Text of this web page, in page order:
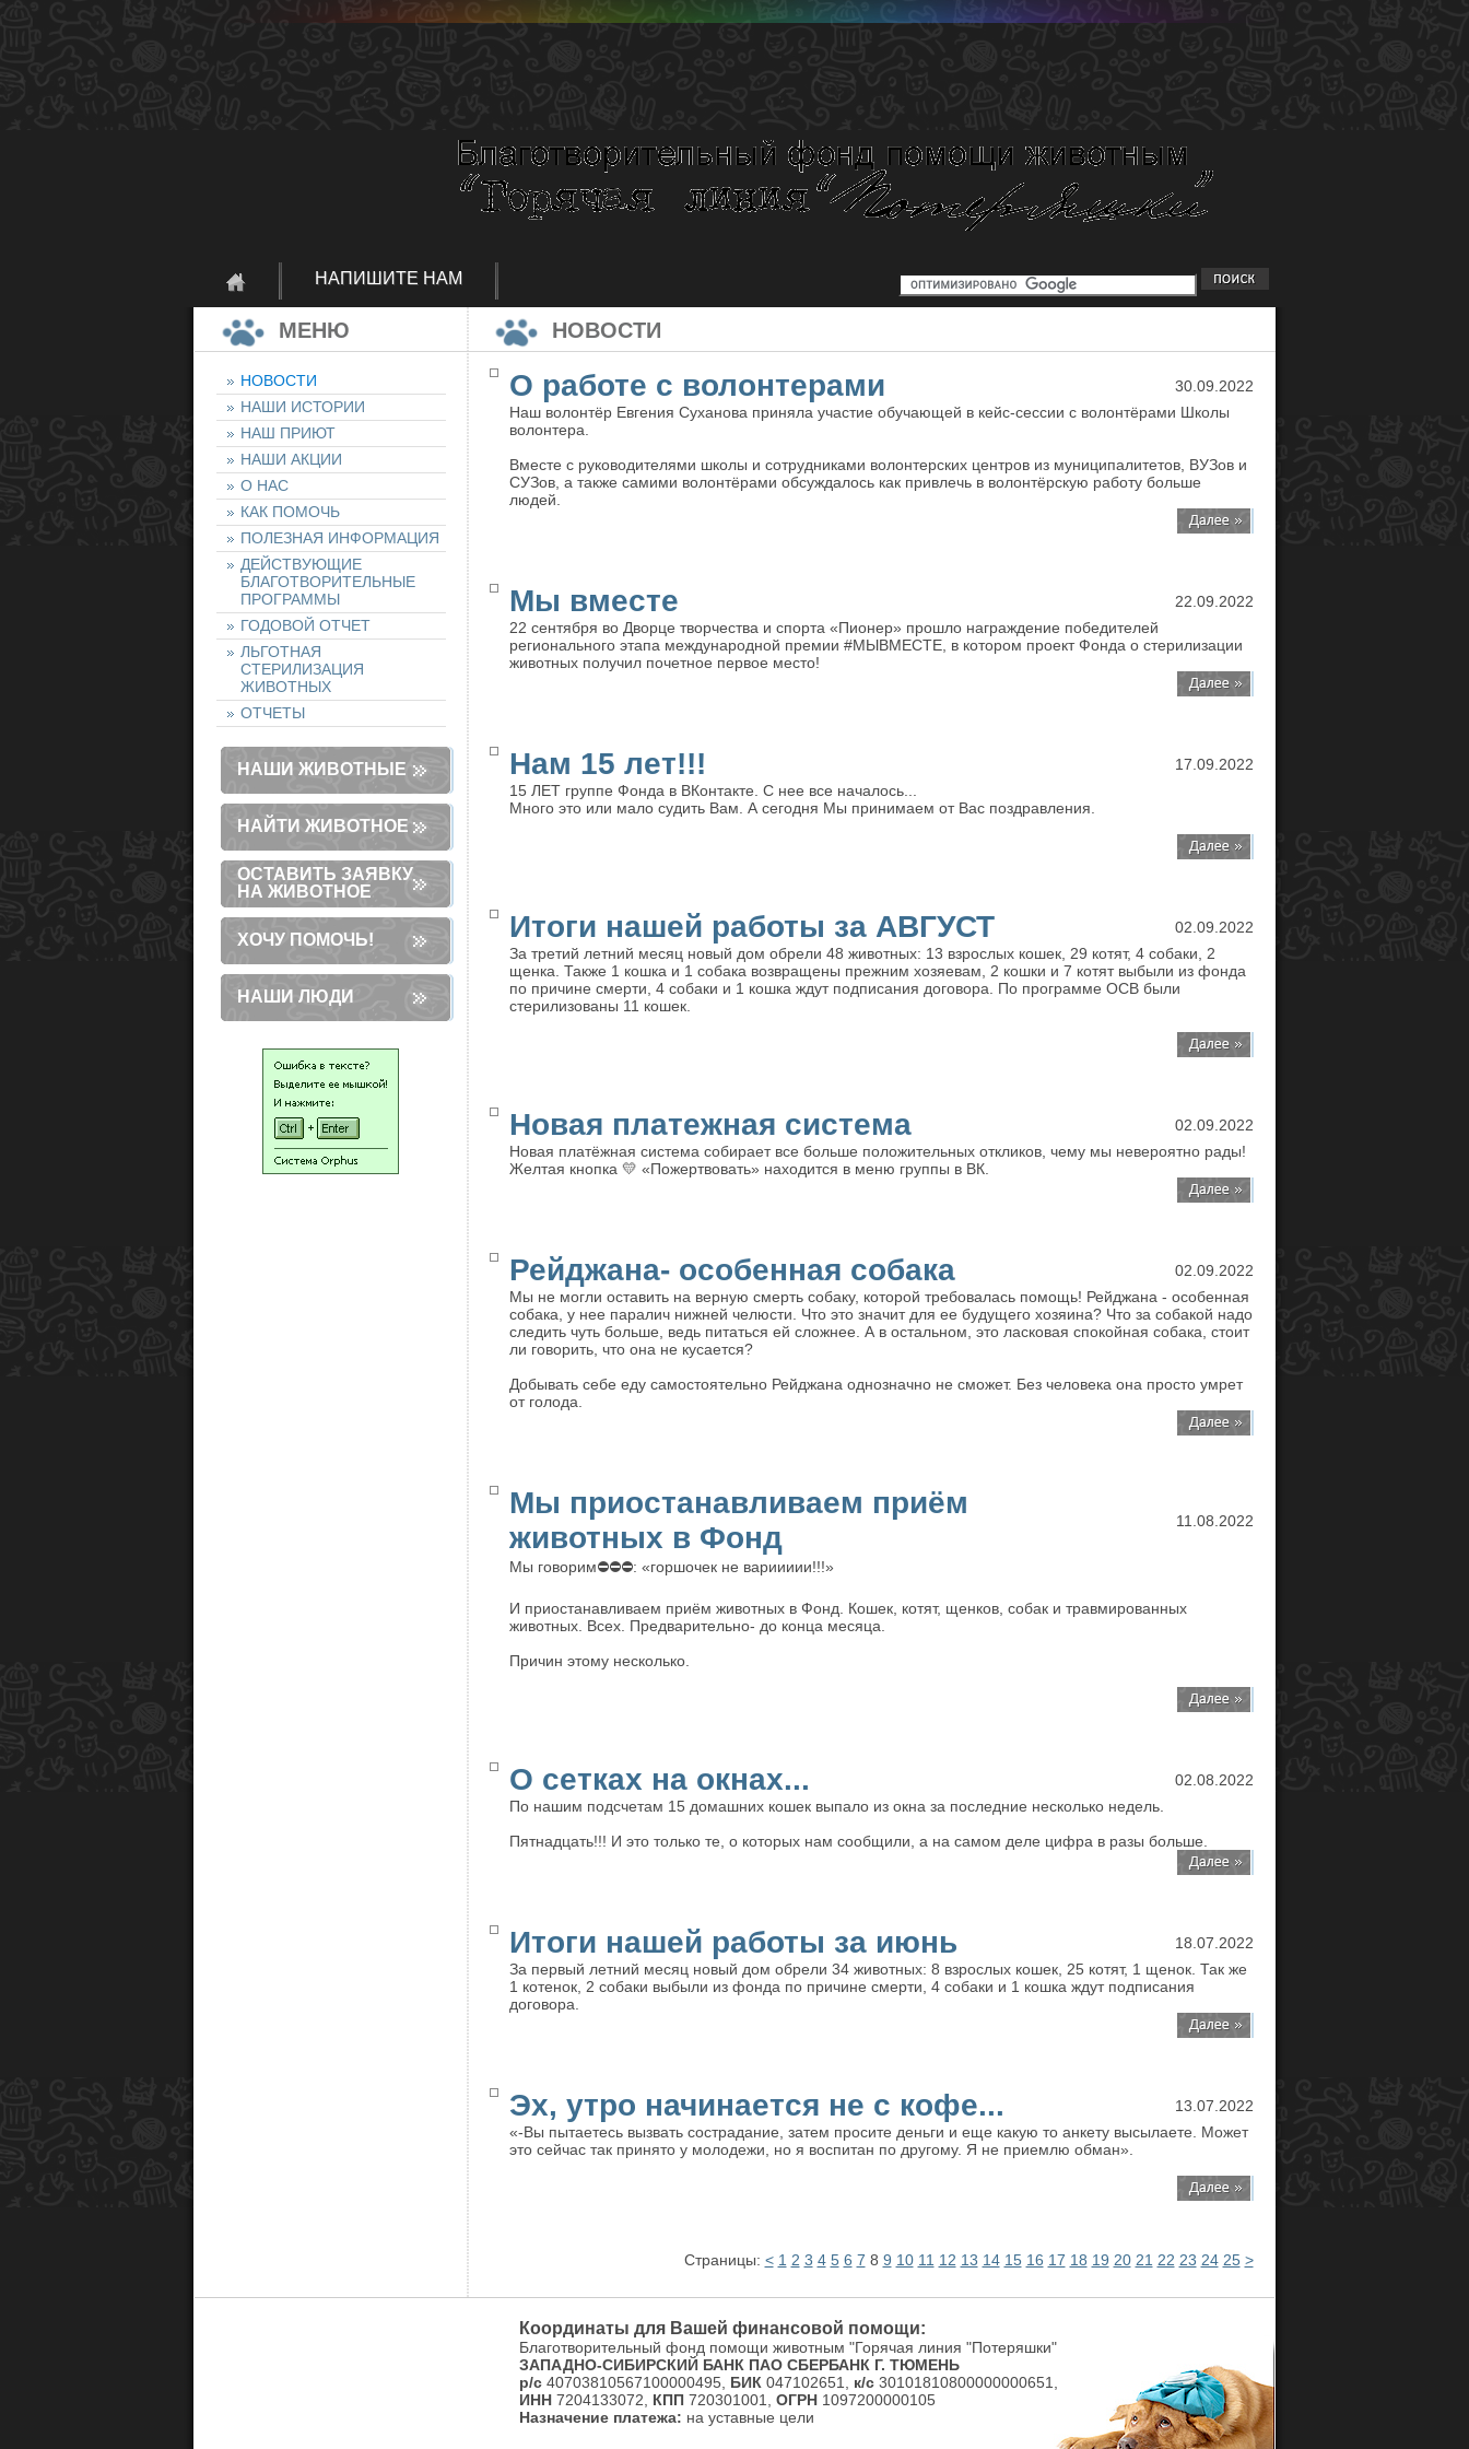
НАПИШИТЕ НАМ
МЕНЮ
НОВОСТИ
НАШИ ИСТОРИИ
НАШ ПРИЮТ
НАШИ АКЦИИ
О НАС
КАК ПОМОЧЬ
ПОЛЕЗНАЯ ИНФОРМАЦИЯ
ДЕЙСТВУЮЩИЕ
БЛАГОТВОРИТЕЛЬНЫЕ
ПРОГРАММЫ
ГОДОВОЙ ОТЧЕТ
ЛЬГОТНАЯ
СТЕРИЛИЗАЦИЯ
ЖИВОТНЫХ
ОТЧЕТЫ
НАШИ ЖИВОТНЫЕ
НАЙТИ ЖИВОТНОЕ
ОСТАВИТЬ ЗАЯВКУ
НА ЖИВОТНОЕ
ХОЧУ ПОМОЧЬ!
НАШИ ЛЮДИ
НОВОСТИ
О работе с волонтерами
30.09.2022
Наш волонтёр Евгения Суханова приняла участие обучающей в кейс-сессии с волонтёрами Школы
волонтера.
Вместе с руководителями школы и сотрудниками волонтерских центров из муниципалитетов, ВУЗов и
СУЗов, а также самими волонтёрами обсуждалось как привлечь в волонтёрскую работу больше
людей.
Мы вместе
22.09.2022
22 сентября во Дворце творчества и спорта «Пионер» прошло награждение победителей
регионального этапа международной премии #МЫВМЕСТЕ, в котором проект Фонда о стерилизации
животных получил почетное первое место!
Нам 15 лет!!!
17.09.2022
15 ЛЕТ группе Фонда в ВКонтакте. С нее все началось...
Много это или мало судить Вам. А сегодня Мы принимаем от Вас поздравления.
Итоги нашей работы за АВГУСТ
02.09.2022
За третий летний месяц новый дом обрели 48 животных: 13 взрослых кошек, 29 котят, 4 собаки, 2
щенка. Также 1 кошка и 1 собака возвращены прежним хозяевам, 2 кошки и 7 котят выбыли из фонда
по причине смерти, 4 собаки и 1 кошка ждут подписания договора. По программе ОСВ были
стерилизованы 11 кошек.
Новая платежная система
02.09.2022
Новая платёжная система собирает все больше положительных откликов, чему мы невероятно рады!
Желтая кнопка 💛 «Пожертвовать» находится в меню группы в ВК.
Рейджана- особенная собака
02.09.2022
Мы не могли оставить на верную смерть собаку, которой требовалась помощь! Рейджана - особенная
собака, у нее паралич нижней челюсти. Что это значит для ее будущего хозяина? Что за собакой надо
следить чуть больше, ведь питаться ей сложнее. А в остальном, это ласковая спокойная собака, стоит
ли говорить, что она не кусается?
Добывать себе еду самостоятельно Рейджана однозначно не сможет. Без человека она просто умрет
от голода.
Мы приостанавливаем приём
животных в Фонд
11.08.2022
Мы говорим⛔⛔⛔: «горшочек не вариииии!!!»
И приостанавливаем приём животных в Фонд. Кошек, котят, щенков, собак и травмированных
животных. Всех. Предварительно- до конца месяца.
Причин этому несколько.
О сетках на окнах...
02.08.2022
По нашим подсчетам 15 домашних кошек выпало из окна за последние несколько недель.
Пятнадцать!!! И это только те, о которых нам сообщили, а на самом деле цифра в разы больше.
Итоги нашей работы за июнь
18.07.2022
За первый летний месяц новый дом обрели 34 животных: 8 взрослых кошек, 25 котят, 1 щенок. Так же
1 котенок, 2 собаки выбыли из фонда по причине смерти, 4 собаки и 1 кошка ждут подписания
договора.
Эх, утро начинается не с кофе...
13.07.2022
«-Вы пытаетесь вызвать сострадание, затем просите деньги и еще какую то анкету высылаете. Может
это сейчас так принято у молодежи, но я воспитан по другому. Я не приемлю обман».
Страницы: < 1 2 3 4 5 6 7 8 9 10 11 12 13 14 15 16 17 18 19 20 21 22 23 24 25 >
Координаты для Вашей финансовой помощи:
Благотворительный фонд помощи животным "Горячая линия "Потеряшки"
ЗАПАДНО-СИБИРСКИЙ БАНК ПАО СБЕРБАНК Г. ТЮМЕНЬ
р/с 40703810567100000495, БИК 047102651, к/с 30101810800000000651,
ИНН 7204133072, КПП 720301001, ОГРН 1097200000105
Назначение платежа: на уставные цели